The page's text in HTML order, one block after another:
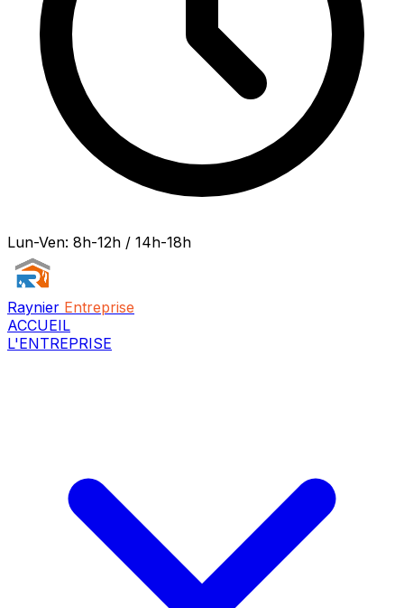
Lun-Ven: 8h-12h / 14h-18h
Raynier Entreprise
ACCUEIL
L'ENTREPRISE